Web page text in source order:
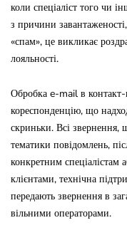
коли спеціаліст того чи
з причини
«спам», це викликає
лояльності.
Обробка e-mail в
кореспонденцію, що
скриньки. Всі звернення,
тематики повідомлень,
конкретним спеціалістам
клієнтами, технічна
передають звернення в
вільними операторами.